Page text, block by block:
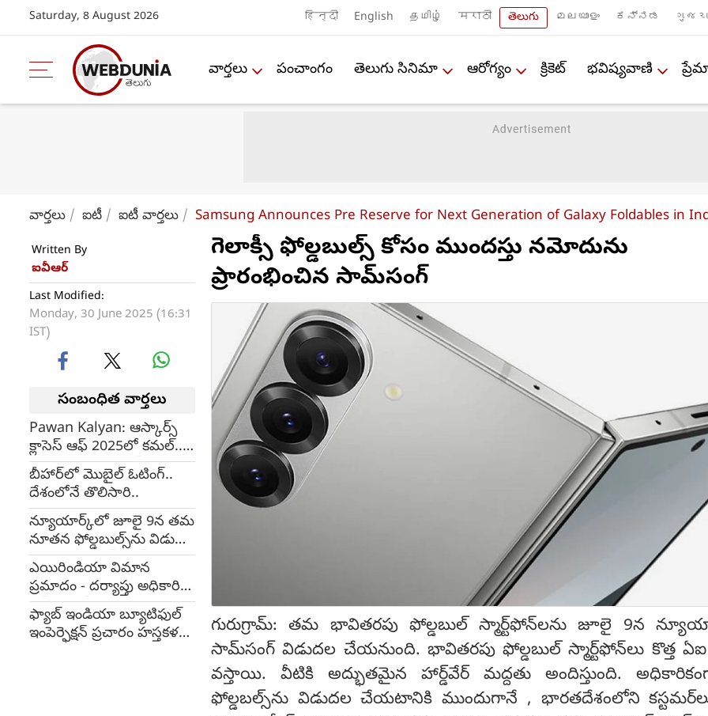
Saturday, 8 August 2026 हिन्दी English தமிழ் मराठी తెలుగు മലയാളം ಕನ್ನಡ
వార్తలు పంచాంగం తెలుగు సినిమా ఆరోగ్యం క్రికెట్ భవిష్యవాణి
వార్తలు ఐటీ ఐటీ వార్తలు Samsung Announces Pre Reserve for Next Generation of Galaxy Foldables in
Written By
ఐవీఆర్
Last Modified:
Monday, 30 June 2025 (16:31
IST)
సంబంధిత వార్తలు
Pawan Kalyan: ఆస్కార్స్
క్లాసెస్ ఆఫ్ 2025లో కమల్..
అభినందించిన పవన్
బీహార్‌లో మొబైల్ ఓటింగ్..
దేశంలోనే తొలిసారి..
న్యూయార్క్‌లో జూలై 9న తమ
నూతన ఫోల్డబుల్స్‌ను విడుదల
చేయనున్న సామ్‌సంగ్
ఎయిరిండియా విమాన
ప్రమాదం - దర్యాప్తు అధికారికి
ఎక్స్ కేటగిరీకి భద్రత
ఫ్యాబ్ ఇండియా బ్యూటిఫుల్
ఇంపెర్ఫెక్షన్ ప్రచారం హస్తకళల
గెలాక్సీ ఫోల్డబుల్స్ కోసం ముందస్తు నమోదును
ప్రారంభించిన సామ్‌సంగ్
గురుగ్రామ్: తమ భావితరపు ఫోల్డబుల్ స్మార్ట్‌ఫోన్‌లను జూలై 9న
సామ్‌సంగ్ విడుదల చేయనుంది. భావితరపు ఫోల్డబుల్ స్మార్ట్‌ఫోన్‌లు కొత్త ఏఐ
వస్తాయి. వీటికి అద్భుతమైన హార్డ్‌వేర్ మద్దతు అందిస్తుంది.
ఫోల్డబల్స్‌ను విడుదల చేయటానికి ముందుగానే , భారతదేశంలోని